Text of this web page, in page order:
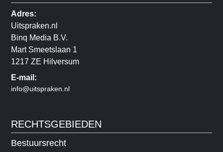
Adres:
Uitspraken.nl
Binq Media B.V.
Mart Smeetslaan 1
1217 ZE Hilversum
E-mail:
info@uitspraken.nl
RECHTSGEBIEDEN
Bestuursrecht